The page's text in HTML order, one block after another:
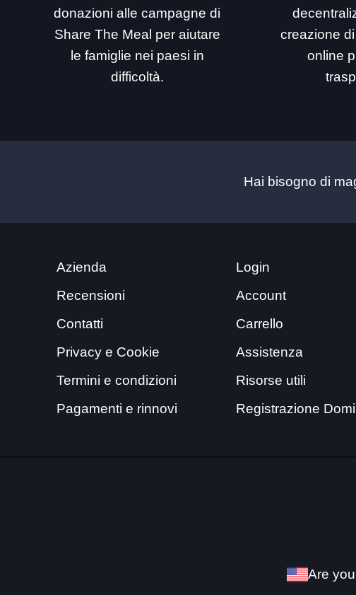
donazioni alle campagne di
Share The Meal per aiutare
le famiglie nei paesi in
difficoltà.
creazione
online
Hai bisogno di
Azienda
Recensioni
Contatti
Privacy e Cookie
Termini e condizioni
Pagamenti e rinnovi
Login
Account
Carrello
Assistenza
Risorse utili
Registrazione
Are